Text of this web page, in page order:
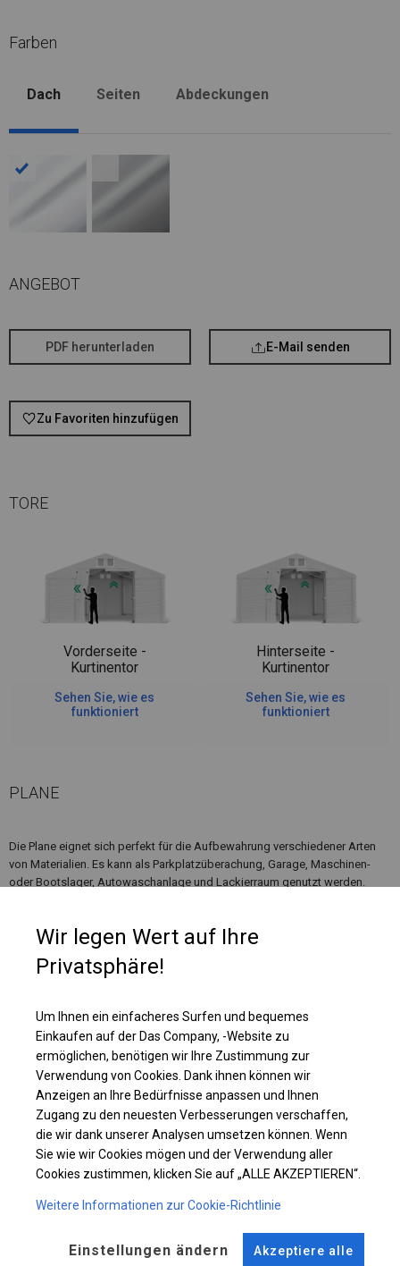
Farben
Dach Seiten Abdeckungen
ANGEBOT
PDF herunterladen E-Mail senden
Zu Favoriten hinzufügen
TORE
Vorderseite -
Kurtinentor
Sehen Sie, wie es
funktioniert
Hinterseite -
Kurtinentor
Sehen Sie, wie es
funktioniert
PLANE
Die Plane eignet sich perfekt für die Aufbewahrung verschiedener Arten
von Materialien. Es kann als Parkplatzüberachung, Garage, Maschinen-
oder Bootslager, Autowaschanlage und Lackierraum genutzt werden.
Lagerzelt nachzudenken, in dem Sie Ihre Materialien sicher aufbewahren
Einzelheiten ansehen
KONSTRUKTION
SUMMER
ANSCHLÜSSE
Wir legen Wert auf Ihre
Privatsphäre!
Um Ihnen ein einfacheres Surfen und bequemes
Einkaufen auf der Das Company, -Website zu
ermöglichen, benötigen wir Ihre Zustimmung zur
Verwendung von Cookies. Dank ihnen können wir
Anzeigen an Ihre Bedürfnisse anpassen und Ihnen
Zugang zu den neuesten Verbesserungen verschaffen,
die wir dank unserer Analysen umsetzen können. Wenn
Sie wie wir Cookies mögen und der Verwendung aller
Cookies zustimmen, klicken Sie auf „ALLE AKZEPTIEREN“.
Weitere Informationen zur Cookie-Richtlinie
Einstellungen ändern Akzeptiere alle